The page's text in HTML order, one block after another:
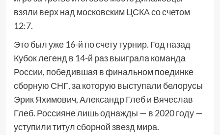
взяли верх над московским ЦСКА со счетом
12:7.
Это был уже 16-й по счету турнир. Год назад
Кубок легенд в 14-й раз выиграла команда
России, победившая в финальном поединке
сборную СНГ, за которую выступали белорусы
Эрик Яхимович, Александр Глеб и Вячеслав
Глеб. Россияне лишь однажды — в 2020 году —
уступили титул сборной звезд мира.